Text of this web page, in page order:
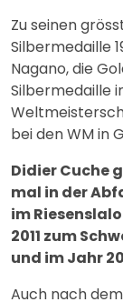
Zu seinen
Silbermedaille
Nagano, die
Silbermedaille
bei den WM in
Didier Cuche
mal in der
im
2011 zum
und im Jahr
Auch nach